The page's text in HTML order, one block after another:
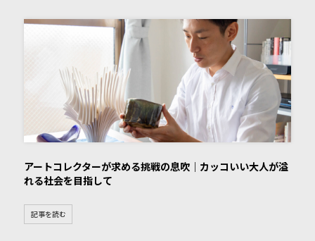
アートコレクターが求める挑戦の息吹｜カッコいい大人が溢
れる社会を目指して
記事を読む